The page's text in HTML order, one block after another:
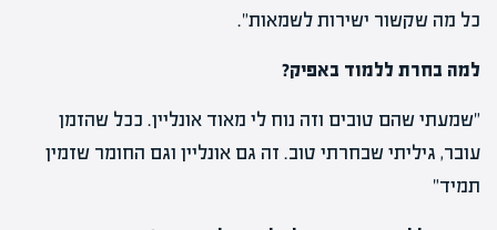
כל מה שקשור ישירות לשמאות".
למה בחרת ללמוד באפיק?
"שמעתי שהם טובים וזה נוח לי מאוד אונליין. ככל שהזמן
עובר, גיליתי שבחרתי טוב. זה גם אונליין וגם החומר שזמין
תמיד"